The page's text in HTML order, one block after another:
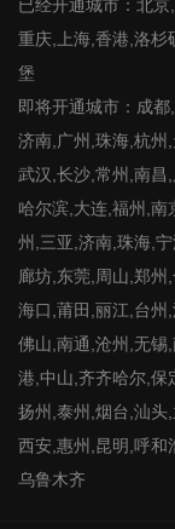
已经开通城市：北京
重庆,上海,香港,洛杉
堡
即将开通城市：成都
济南,广州,珠海,杭州
武汉,长沙,常州,南昌
哈尔滨,大连,福州,南
州,三亚,济南,珠海,
廊坊,东莞,周山,郑州
海口,莆田,丽江,台州
佛山,南通,沧州,无锡
港,中山,齐齐哈尔,保
扬州,泰州,烟台,汕头
西安,惠州,昆明,呼和
乌鲁木齐